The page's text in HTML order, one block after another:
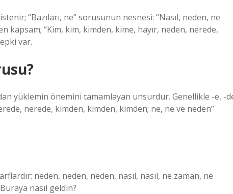
“Bazıları, ne” sorusunun nesnesi: “Nasıl, neden, ne
kapsam; “Kim, kim, kimden, kime, hayır, neden, nerede,
var.
yüklemin önemini tamamlayan unsurdur. Genellikle -e, -
nerede, kimden, kimden, kimden; ne, ne ve neden”
neden, neden, neden, nasıl, nasıl, ne zaman, ne
nasıl geldin?